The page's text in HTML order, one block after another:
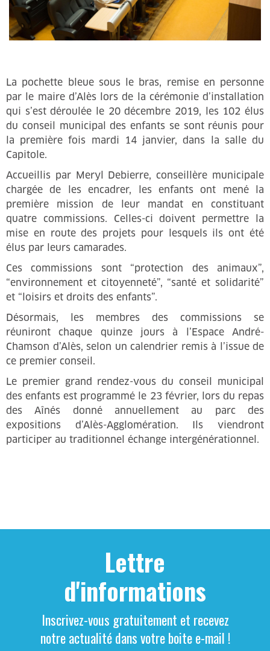
La pochette bleue sous le bras, remise en personne
par le maire d’Alès lors de la cérémonie d’installation
qui s’est déroulée le 20 décembre 2019, les 102 élus
du conseil municipal des enfants se sont réunis pour
la première fois mardi 14 janvier, dans la salle du
Capitole.
Accueillis par Meryl Debierre, conseillère municipale
chargée de les encadrer, les enfants ont mené la
première mission de leur mandat en constituant
quatre commissions. Celles-ci doivent permettre la
mise en route des projets pour lesquels ils ont été
élus par leurs camarades.
Ces commissions sont “protection des animaux”,
“environnement et citoyenneté”, “santé et solidarité”
et “loisirs et droits des enfants”.
Désormais, les membres des commissions se
réuniront chaque quinze jours à l’Espace André-
Chamson d’Alès, selon un calendrier remis à l’issue de
ce premier conseil.
Le premier grand rendez-vous du conseil municipal
des enfants est programmé le 23 février, lors du repas
des Aînés donné annuellement au parc des
expositions d’Alès-Agglomération. Ils viendront
participer au traditionnel échange intergénérationnel.
Lettre
d'informations
Inscrivez-vous gratuitement et recevez
notre actualité dans votre boite e-mail !